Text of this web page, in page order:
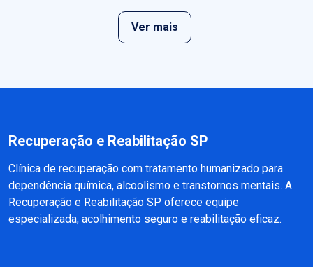
Ver mais
Recuperação e Reabilitação SP
Clínica de recuperação com tratamento humanizado para
dependência química, alcoolismo e transtornos mentais. A
Recuperação e Reabilitação SP oferece equipe
especializada, acolhimento seguro e reabilitação eficaz.